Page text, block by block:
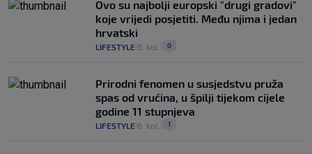
Ovo su najbolji europski "drugi gradovi"
koje vrijedi posjetiti. Među njima i jedan
hrvatski
LIFESTYLE 6. kol. 0
Prirodni fenomen u susjedstvu pruža
spas od vrućina, u špilji tijekom cijele
godine 11 stupnjeva
LIFESTYLE 6. kol. 1